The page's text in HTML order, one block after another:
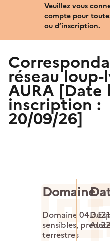
Veuillez vous
compte pour
ou d’inscription.
réseau
AURA [Date
inscription :
20/09/26]
Domaine
Domaine
sensibles,
terrestres